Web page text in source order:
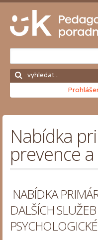
Nabídka
prevence
NABÍDKA
DALŠÍCH SLUŽEB